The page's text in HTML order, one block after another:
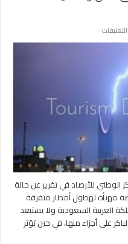
التعليقات
أمطار
والمدينة
المنورة
والرياض
الوطني للأرصاد في تقرير عن حالة
مهيأة لهطول أمطار متفرقة
العربية السعودية ولا يستبعد
على أجزاء منها، في حين تؤثر